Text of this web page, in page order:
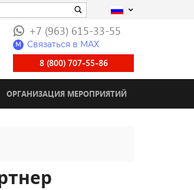
+7 (963) 615-33-55
M Связаться в МАХ
8 (800) 707-55-86
ОРГАНИЗАЦИЯ МЕРОПРИЯТИЙ